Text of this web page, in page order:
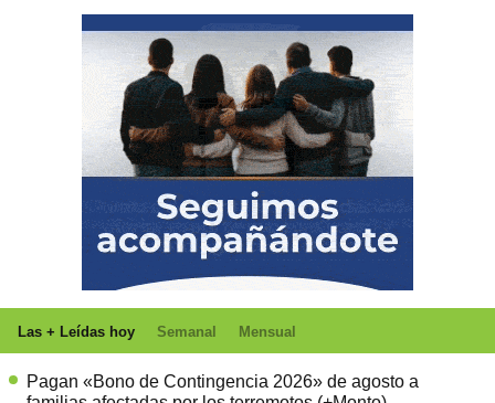
Las + Leídas hoy Semanal Mensual
Pagan «Bono de Contingencia 2026» de agosto a